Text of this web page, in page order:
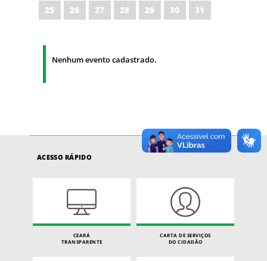
25
26 27 28 29 30 31
Nenhum evento cadastrado.
ACESSO RÁPIDO
CEARÁ
TRANSPARENTE
CARTA DE SERVIÇOS
DO CIDADÃO